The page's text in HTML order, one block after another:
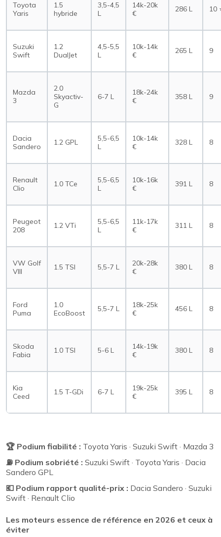
Toyota
Yaris
1.5
hybride
3,5-4,5
L
14k-20k
€
286 L 10
Suzuki
Swift
1.2
DualJet
4,5-5,5
L
10k-14k
€
265 L 9
Mazda
3
2.0
Skyactiv-
G
6-7 L
18k-24k
€
358 L 9
Dacia
Sandero
1.2 GPL
5,5-6,5
L
10k-14k
€
328 L 8
Renault
Clio
1.0 TCe
5,5-6,5
L
10k-16k
€
391 L 8
Peugeot
208
1.2 VTi
5,5-6,5
L
11k-17k
€
311 L 8
VW Golf
VIII
1.5 TSI 5,5-7 L
20k-28k
€
380 L 8
Ford
Puma
1.0
EcoBoost
5,5-7 L
18k-25k
€
456 L 8
Skoda
Fabia
1.0 TSI 5-6 L
14k-19k
€
380 L 8
Kia
Ceed
1.5 T-GDi 6-7 L
19k-25k
€
395 L 8
🏆 Podium fiabilité : Toyota Yaris · Suzuki Swift · Mazda 3
⛽ Podium sobriété : Suzuki Swift · Toyota Yaris · Dacia
Sandero GPL
💶 Podium rapport qualité-prix : Dacia Sandero · Suzuki
Swift · Renault Clio
Les moteurs essence de référence en 2026 et ceux à
éviter